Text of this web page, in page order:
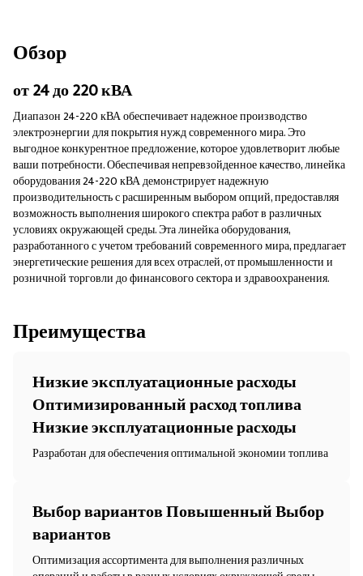
Обзор
от 24 до 220 кВА
Диапазон 24-220 кВА обеспечивает надежное производство
электроэнергии для покрытия нужд современного мира. Это
выгодное конкурентное предложение, которое удовлетворит любые
ваши потребности. Обеспечивая непревзойденное качество, линейка
оборудования 24-220 кВА демонстрирует надежную
производительность с расширенным выбором опций, предоставляя
возможность выполнения широкого спектра работ в различных
условиях окружающей среды. Эта линейка оборудования,
разработанного с учетом требований современного мира, предлагает
энергетические решения для всех отраслей, от промышленности и
розничной торговли до финансового сектора и здравоохранения.
Преимущества
Низкие эксплуатационные расходы
Оптимизированный расход топлива
Низкие эксплуатационные расходы
Разработан для обеспечения оптимальной экономии топлива
Выбор вариантов Повышенный Выбор
вариантов
Оптимизация ассортимента для выполнения различных